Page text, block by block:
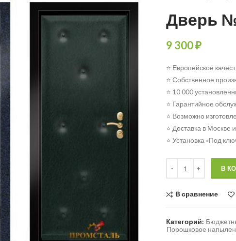
Дверь
9 300₽
⭐ Европейское
⭐ Собственное
⭐ 10 000
⭐ Гарантийное
⭐ Возможно
⭐ Доставка в Москве
⭐ Установка «Под
В
В сравнение
Категорий:
Порошковое